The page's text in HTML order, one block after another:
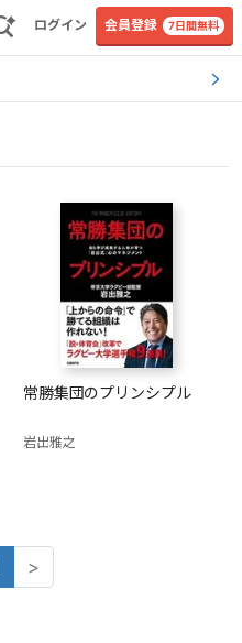
ログイン 会員登録 7日間無料
常勝集団のプリンシプル
岩出雅之
>